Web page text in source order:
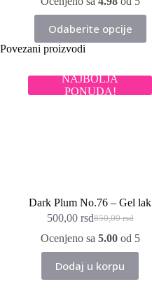
Odaberite opcije
proizvod
ima
Opcije
mogu
Povezani proizvodi
NAJBOLJA
PONUDA!
Dark Plum No.76 – Gel lak
850,00rsd
Originalna
cena
bila:
850,00 rsd.
500,00 rsdTrenutna
cena
500,00 rsd.
Ocenjeno sa 5.00od 5
Dodaj u korpu